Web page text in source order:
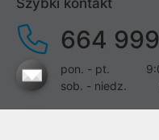
Szybki kontakt
664
pon. - pt.
sob. - niedz.